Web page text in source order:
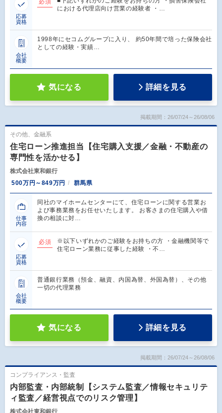
応募
資格
における代理店向け営業の経験者 ・…
会社
概要
1998年にセコムグループに入り、 約50年間で培った保険会社
としての経験・実績…
気になる 詳細を見る
掲載期間：26/07/24～26/08/06
その他、金融系
住宅ローン推進担当【住宅購入支援／金融・不動産の
専門性を活かせる】
株式会社東和銀行
500万円～849万円
群馬県
仕事
内容
同社のマイホームセンターにて、住宅ローンに関する営業お
よび事務業務をお任せいたします。 お客さまの住宅購入や借
換の相談に対…
応募
資格
必須
※以下いずれかのご経験をお持ちの方 ・金融機関等で
住宅ローン業務に従事した経験 ・不…
会社
概要
普通銀行業務（預金、融資、内国為替、外国為替）、その他
一切の代理業務
気になる 詳細を見る
掲載期間：26/07/24～26/08/06
コンプライアンス・監査
内部監査・内部統制【システム監査／情報セキュリテ
ィ監査／経営視点でのリスク管理】
株式会社東和銀行